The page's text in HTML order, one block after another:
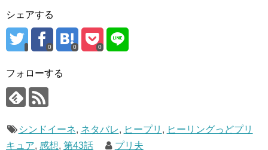
外の蝕まれていないところにワープ。
…アスミちゃん変身していないのにすごい(ﾟДﾟ;)
アスミちゃんダメだって…止めてくれ…
pic.twitter.com/ZOnCTxJnNb
— おかし🗼 (@okashi_snack)February 6, 2021
シェアする
0 0 0
フォローする
シンドイーネ, ネタバレ, ヒープリ , ヒーリングっどプリ
キュア, 感想, 第43話 プリ夫